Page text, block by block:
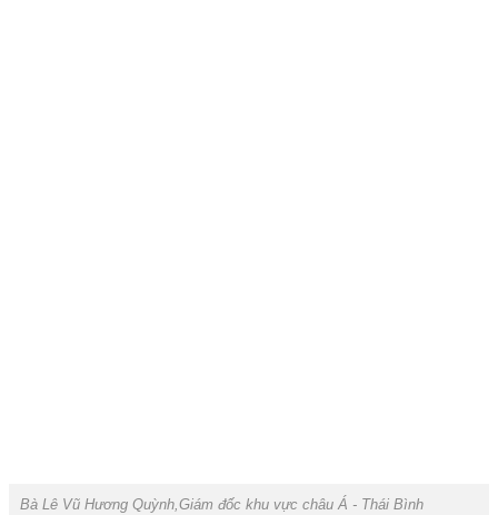
Bà Lê Vũ Hương Quỳnh,Giám đốc khu vực châu Á - Thái Bình